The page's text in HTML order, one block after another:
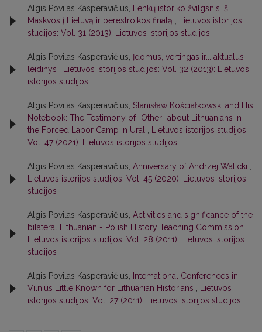
Algis Povilas Kasperavičius,
Lenkų istoriko žvilgsnis iš
Maskvos į Lietuvą ir perestroikos finalą
Lietuvos istorijos
studijos: Vol. 31 (2013): Lietuvos istorijos studijos
Algis Povilas Kasperavičius, Įdomus, vertingas ir... aktualus
leidinys
Lietuvos istorijos studijos: Vol. 32 (2013): Lietuvos
istorijos studijos
Algis Povilas Kasperavičius, Stanisław Kościałkowski and His
Notebook: The Testimony of “Other” about Lithuanians in
the Forced Labor Camp in Ural
Lietuvos istorijos studijos:
Vol. 47 (2021): Lietuvos istorijos studijos
Algis Povilas Kasperavičius, Anniversary of Andrzej Walicki
Lietuvos istorijos studijos: Vol. 45 (2020): Lietuvos istorijos
studijos
Algis Povilas Kasperavičius, Activities and significance of the
bilateral Lithuanian - Polish History Teaching Commission
Lietuvos istorijos studijos: Vol. 28 (2011): Lietuvos istorijos
studijos
Algis Povilas Kasperavičius,
Intemational Conferences in
Vilnius Little Known for Lithuanian Historians
Lietuvos
istorijos studijos: Vol. 27 (2011): Lietuvos istorijos studijos